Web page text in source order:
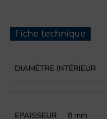
Fiche technique
DIAMÈTRE INTÉRIEUR
EPAISSEUR 8 mm